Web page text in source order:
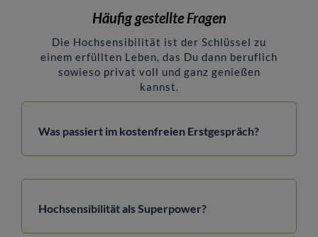
Häufig gestellte Fragen
Die Hochsensibilität ist der Schlüssel zu
einem erfüllten Leben, das Du dann beruflich
sowieso privat voll und ganz genießen
kannst.
Was passiert im kostenfreien Erstgespräch?
Hochsensibilität als Superpower?